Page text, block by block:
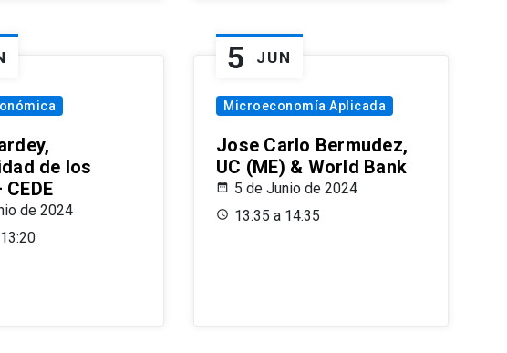
de los
de 2024
5 JUN
Microeconomía Aplicada
Jose Carlo Bermudez,
UC (ME) & World Bank
5 de Junio de 2024
13:35 a 14:35